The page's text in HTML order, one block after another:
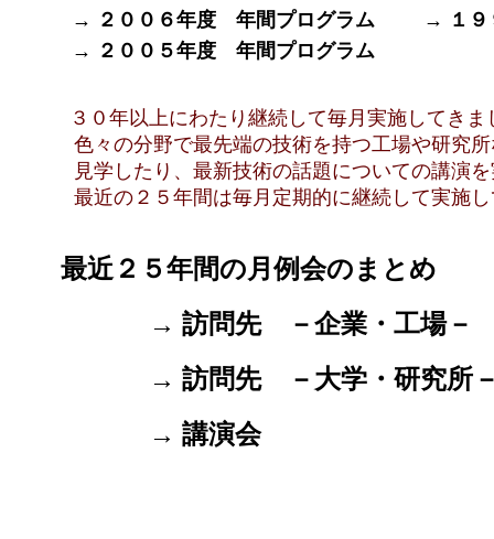
→ ２００６年度 年間プログラム
→ １９
→ ２００５年度 年間プログラム
３０年以上にわたり継続して毎月実施してきま
色々の分野で最先端の技術を持つ工場や研究所
見学したり、最新技術の話題についての講演を
最近の２５年間は毎月定期的に継続して実施し
最近２５年間の月例会のまとめ
→ 訪問先 －企業・工場－
→ 訪問先 －大学・研究所
→ 講演会